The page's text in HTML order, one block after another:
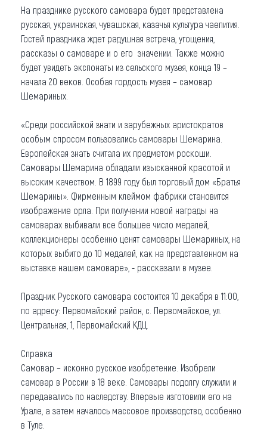
На празднике русского самовара будет представлена
русская, украинская, чувашская, казачья культура чаепития.
Гостей праздника ждет радушная встреча, угощения,
рассказы о самоваре и о его значении. Также можно
будет увидеть экспонаты из сельского музея, конца 19 –
начала 20 веков. Особая гордость музея – самовар
Шемариных.
«Среди российской знати и зарубежных аристократов
особым спросом пользовались самовары Шемарина.
Европейская знать считала их предметом роскоши.
Самовары Шемарина обладали изысканной красотой и
высоким качеством. В 1899 году был торговый дом «Братья
Шемарины». Фирменным клеймом фабрики становится
изображение орла. При получении новой награды на
самоварах выбивали все большее число медалей,
коллекционеры особенно ценят самовары Шемариных, на
которых выбито до 10 медалей, как на представленном на
выставке нашем самоваре», - рассказали в музее.
Праздник Русского самовара состоится 10 декабря в 11:00,
по адресу: Первомайский район, с. Первомайское, ул.
Центральная, 1, Первомайский КДЦ.
Справка
Самовар – исконно русское изобретение. Изобрели
самовар в России в 18 веке. Самовары подолгу служили и
передавались по наследству. Впервые изготовили его на
Урале, а затем началось массовое производство, особенно
в Туле.